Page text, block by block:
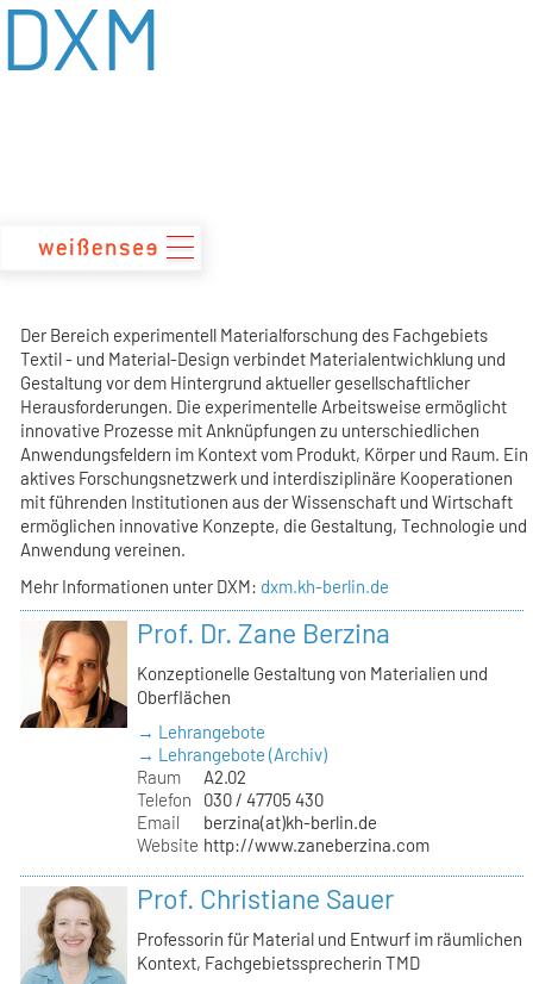
zum
DXM
Der Bereich experimentell Materialforschung des Fachgebiets
Textil - und Material-Design verbindet Materialentwichklung und
Gestaltung vor dem Hintergrund aktueller gesellschaftlicher
Herausforderungen. Die experimentelle Arbeitsweise ermöglicht
innovative Prozesse mit Anknüpfungen zu unterschiedlichen
Anwendungsfeldern im Kontext vom Produkt, Körper und Raum. Ein
aktives Forschungsnetzwerk und interdisziplinäre Kooperationen
mit führenden Institutionen aus der Wissenschaft und Wirtschaft
ermöglichen innovative Konzepte, die Gestaltung, Technologie und
Anwendung vereinen.
Mehr Informationen unter DXM: dxm.kh-berlin.de
Prof. Dr. Zane Berzina
Konzeptionelle Gestaltung von Materialien und
Oberflächen
→ Lehrangebote
→ Lehrangebote (Archiv)
Raum
A2.02
Telefon
030 / 47705 430
Email
berzina(at)kh-berlin.de
Website http://www.zaneberzina.com
Prof. Christiane Sauer
Professorin für Material und Entwurf im räumlichen
Kontext, Fachgebietssprecherin TMD